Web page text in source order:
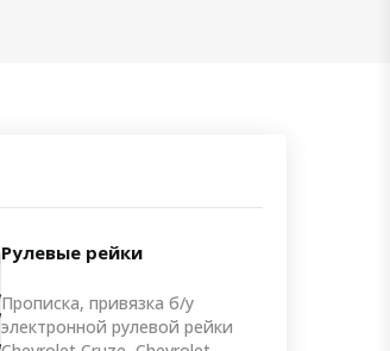
Рулевые рейки
Прописка, привязка б/у
электронной рулевой рейки